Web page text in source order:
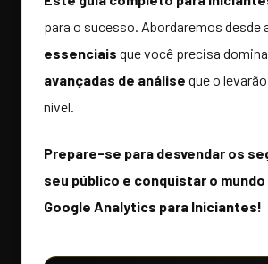
para o sucesso. Abordaremos desde
essenciais que você precisa
avançadas de análise que o
nível.
Prepare-se para desvendar os
seu público e conquistar o
Google Analytics para Iniciantes!